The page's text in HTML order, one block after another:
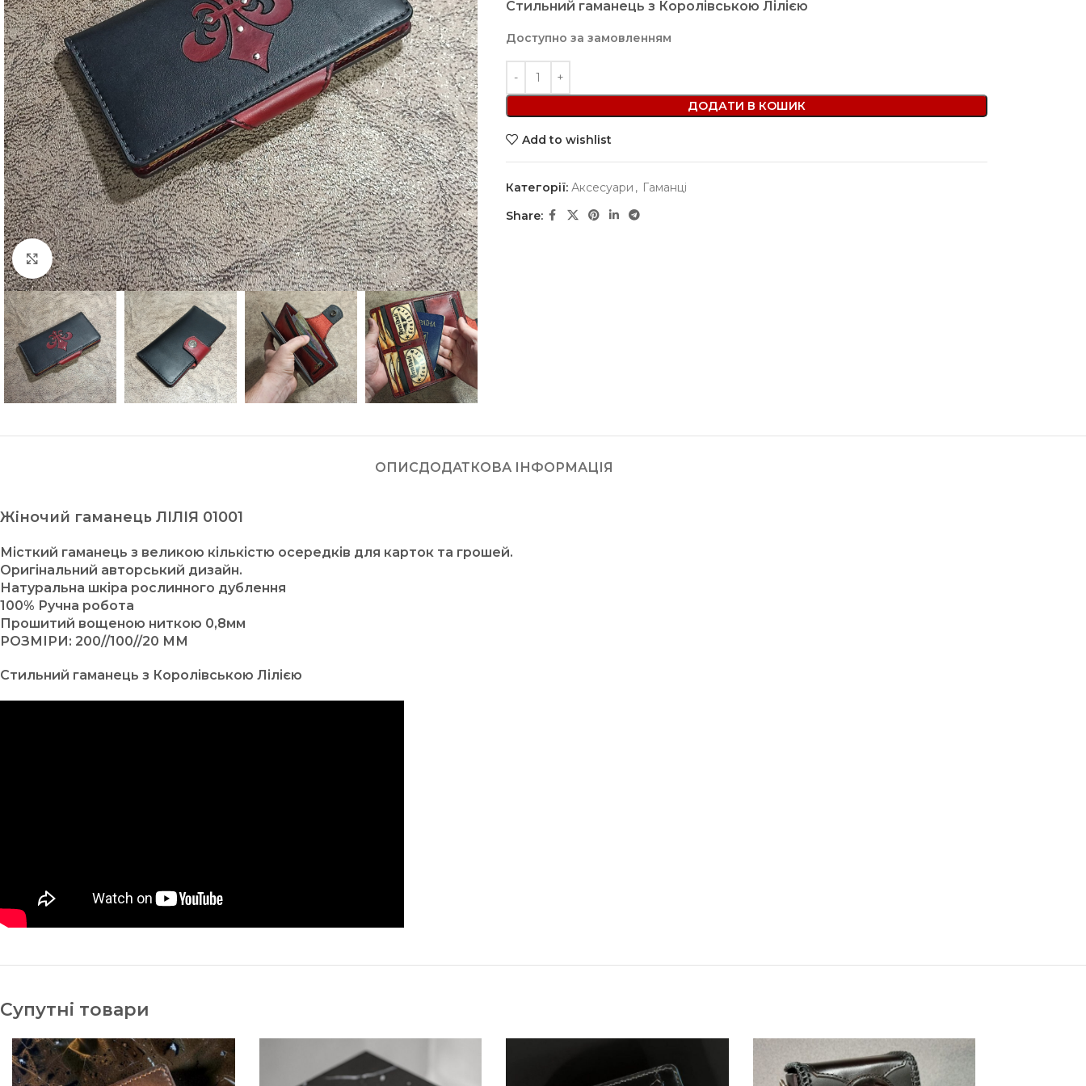
Click to enlarge
Стильний гаманець з Королівською Лілією
Доступно за замовленням
ДОДАТИ В КОШИК
Add to wishlist
Категорії: Аксесуари , Гаманці
Share:
ОПИСДОДАТКОВА ІНФОРМАЦІЯ
Жіночий гаманець ЛІЛІЯ 01001
Місткий гаманець з великою кількістю осередків для карток та грошей.
Оригінальний авторський дизайн.
Натуральна шкіра рослинного дублення
100% Ручна робота
Прошитий вощеною ниткою 0,8мм
РОЗМІРИ: 200//100//20 ММ
Стильний гаманець з Королівською Лілією
Супутні товари